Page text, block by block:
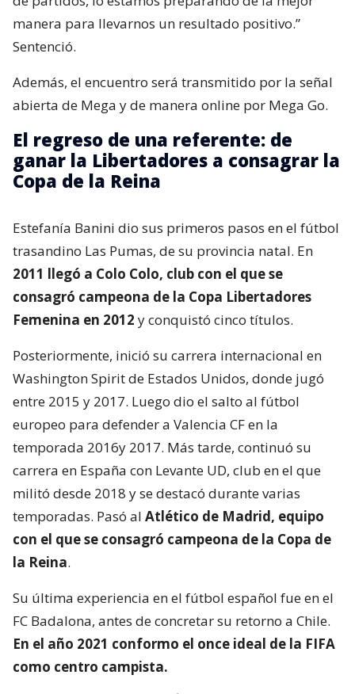
manera para llevarnos un resultado positivo.”
Sentenció.
Además, el encuentro será transmitido por la señal
abierta de Mega y de manera online por Mega Go.
El regreso de una referente: de
ganar la Libertadores a consagrar la
Copa de la Reina
Estefanía Banini dio sus primeros pasos en el fútbol
trasandino Las Pumas, de su provincia natal. En
2011 llegó a Colo Colo, club con el que se
consagró campeona de la Copa Libertadores
Femenina en 2012 y conquistó cinco títulos.
Posteriormente, inició su carrera internacional en
Washington Spirit de Estados Unidos, donde jugó
entre 2015 y 2017. Luego dio el salto al fútbol
europeo para defender a Valencia CF en la
temporada 2016y 2017. Más tarde, continuó su
carrera en España con Levante UD, club en el que
militó desde 2018 y se destacó durante varias
temporadas. Pasó al Atlético de Madrid, equipo
con el que se consagró campeona de la Copa de
la Reina.
Su última experiencia en el fútbol español fue en el
FC Badalona, antes de concretar su retorno a Chile.
En el año 2021 conformo el once ideal de la FIFA
como centro campista.